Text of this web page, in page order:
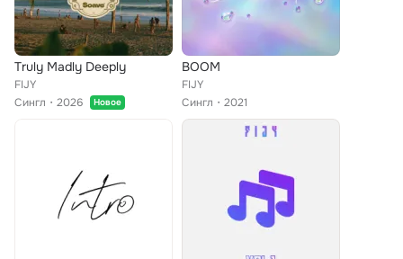
Truly Madly Deeply
FIJY
Сингл
2026 Новое
BOOM
FIJY
Сингл
2021